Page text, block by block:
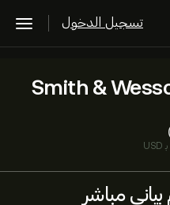
تسجيل الدخول
Smith &
بـ USD